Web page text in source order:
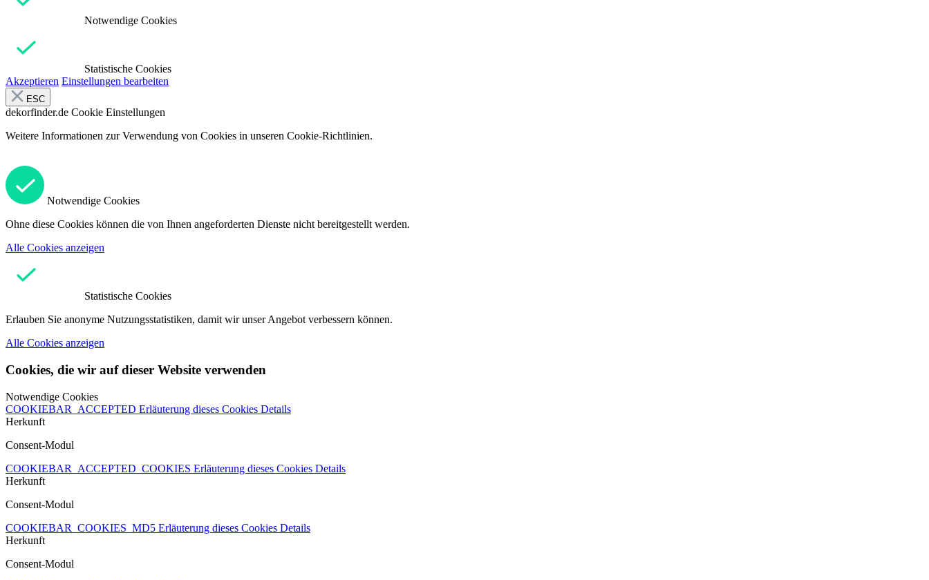
Notwendige Cookies
Statistische Cookies
Akzeptieren Einstellungen bearbeiten
ESC
dekorfinder.de Cookie Einstellungen
Weitere Informationen zur Verwendung von Cookies in unseren Cookie-Richtlinien.
Notwendige Cookies
Ohne diese Cookies können die von Ihnen angeforderten Dienste nicht bereitgestellt werden.
Alle Cookies anzeigen
Statistische Cookies
Erlauben Sie anonyme Nutzungsstatistiken, damit wir unser Angebot verbessern können.
Alle Cookies anzeigen
Cookies, die wir auf dieser Website verwenden
Notwendige Cookies
COOKIEBAR_ACCEPTED Erläuterung dieses Cookies Details
Herkunft
Consent-Modul
COOKIEBAR_ACCEPTED_COOKIES Erläuterung dieses Cookies Details
Herkunft
Consent-Modul
COOKIEBAR_COOKIES_MD5 Erläuterung dieses Cookies Details
Herkunft
Consent-Modul